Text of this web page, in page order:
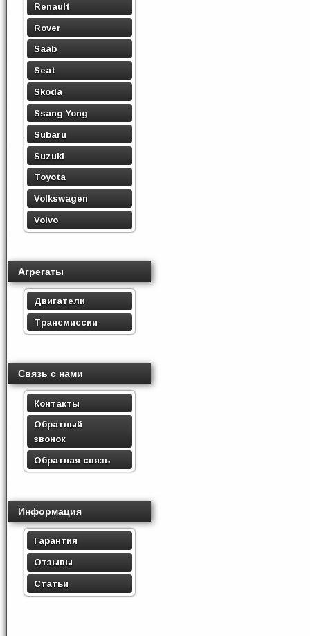
Renault
Rover
Saab
Seat
Skoda
Ssang Yong
Subaru
Suzuki
Toyota
Volkswagen
Volvo
Агрегаты
Двигатели
Трансмиссии
Связь с нами
Контакты
Обратный
звонок
Обратная связь
Информация
Гарантия
Отзывы
Статьи